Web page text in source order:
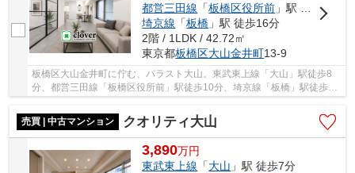
都営三田線 「板橋区役所前 」駅 徒歩11分
埼京線 「板橋 」駅 徒歩16分
2階 / 1LDK / 42.72㎡
東京都板橋区大山金井町13-9
板橋区大山金井町に佇む、パラスト大山。東武東上線「大山」駅徒歩8
分、都営三田線「板橋区役所前」駅徒歩10分、埼京線「板橋」駅徒歩14
分。ビッグターミナル「池袋」駅まで「大山」駅...
売買 | 中古マンション
クオリティ大山
3,890万円
東武東上線 「大山 」駅 徒歩7分